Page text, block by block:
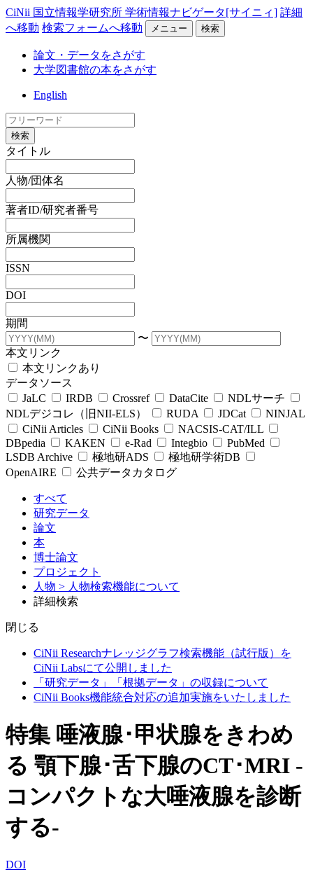
CiNii 国立情報学研究所 学術情報ナビゲータ[サイニィ] 詳細
へ移動 検索フォームへ移動 メニュー 検索
論文・データをさがす
大学図書館の本をさがす
English
検索
タイトル
人物/団体名
著者ID/研究者番号
所属機関
ISSN
DOI
期間
〜
本文リンク
本文リンクあり
データソース
JaLC
IRDB Crossref DataCite
NDLサーチ
NDLデジコレ（旧NII-ELS）
RUDA JDCat
NINJAL
CiNii Articles
CiNii Books
NACSIS-CAT/ILL
DBpedia
KAKEN e-Rad Integbio
PubMed
LSDB Archive
極地研ADS
極地研学術DB
OpenAIRE
公共データカタログ
すべて
研究データ
論文
本
博士論文
プロジェクト
人物 > 人物検索機能について
詳細検索
閉じる
CiNii Researchナレッジグラフ検索機能（試行版）を
CiNii Labsにて公開しました
「研究データ」「根拠データ」の収録について
CiNii Books機能統合対応の追加実施をいたしました
特集 唾液腺･甲状腺をきわめ
る 顎下腺･舌下腺のCT･MRI -
コンパクトな大唾液腺を診断
する-
DOI